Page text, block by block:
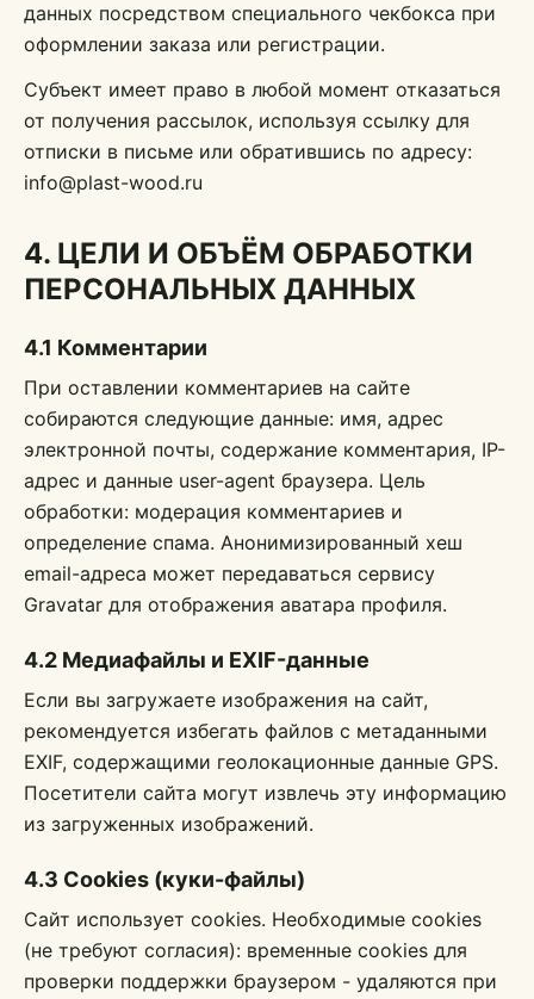
данных посредством специального чекбокса при
оформлении заказа или регистрации.
Субъект имеет право в любой момент отказаться
от получения рассылок, используя ссылку для
отписки в письме или обратившись по адресу:
info@plast-wood.ru
4. ЦЕЛИ И ОБЪЁМ ОБРАБОТКИ
ПЕРСОНАЛЬНЫХ ДАННЫХ
4.1 Комментарии
При оставлении комментариев на сайте
собираются следующие данные: имя, адрес
электронной почты, содержание комментария, IP-
адрес и данные user-agent браузера. Цель
обработки: модерация комментариев и
определение спама. Анонимизированный хеш
email-адреса может передаваться сервису
Gravatar для отображения аватара профиля.
4.2 Медиафайлы и EXIF-данные
Если вы загружаете изображения на сайт,
рекомендуется избегать файлов с метаданными
EXIF, содержащими геолокационные данные GPS.
Посетители сайта могут извлечь эту информацию
из загруженных изображений.
4.3 Cookies (куки-файлы)
Сайт использует cookies. Необходимые cookies
(не требуют согласия): временные cookies для
проверки поддержки браузером - удаляются при